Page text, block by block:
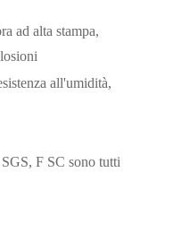
ad alta stampa,
all'umidità,
F SC sono tutti